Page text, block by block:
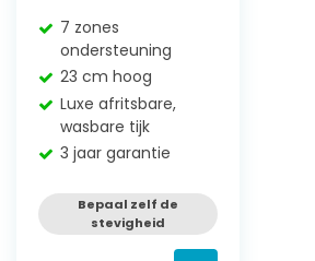
7 zones
ondersteuning
23 cm hoog
Luxe afritsbare,
wasbare tijk
3 jaar garantie
Bepaal zelf de
stevigheid